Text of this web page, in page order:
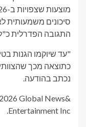
התגובה הפדרלית
"עד שיוקמו הגנות
כתוצאה מכך
נכתב בהודעה.
Entertainment Inc.